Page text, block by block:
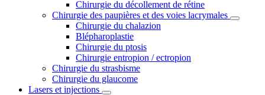
Chirurgie du décollement de rétine
Chirurgie des paupières et des voies lacrymales
Chirurgie du chalazion
Blépharoplastie
Chirurgie du ptosis
Chirurgie entropion / ectropion
Chirurgie du strasbisme
Chirurgie du glaucome
Lasers et injections